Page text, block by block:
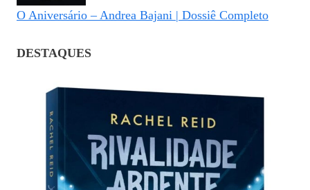
O Aniversário – Andrea Bajani | Dossiê Completo
DESTAQUES